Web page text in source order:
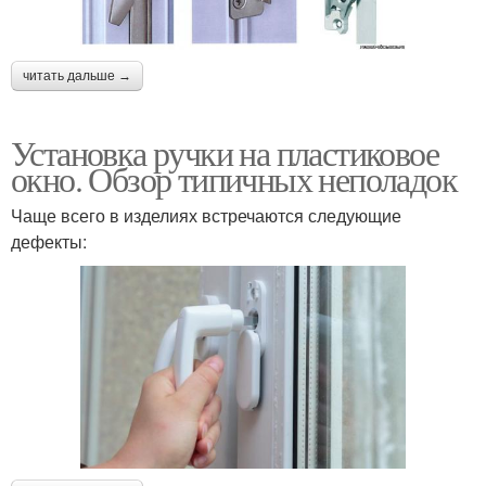
читать дальше →
Установка ручки на пластиковое
окно. Обзор типичных неполадок
Чаще всего в изделиях встречаются следующие
дефекты: